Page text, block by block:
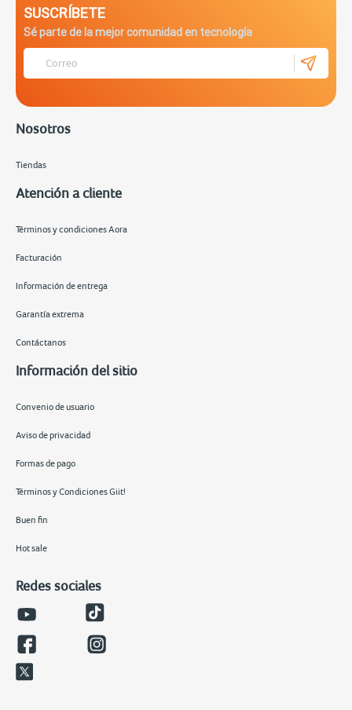
SUSCRÍBETE
Sé parte de la mejor comunidad en tecnología
Nosotros
Tiendas
Atención a cliente
Términos y condiciones Aora
Facturación
Información de entrega
Garantía extrema
Contáctanos
Información del sitio
Convenio de usuario
Aviso de privacidad
Formas de pago
Términos y Condiciones Giit!
Buen fin
Hot sale
Redes sociales